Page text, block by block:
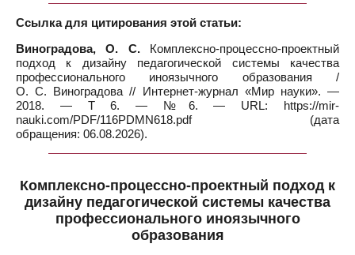
Ссылка для цитирования этой статьи:
Виноградова, О. С.Комплексно-процессно-проектный
подход к дизайну педагогической системы качества
профессионального иноязычного образования /
О. С. Виноградова // Интернет-журнал «Мир науки». —
2018. — Т 6. — №6. — URL: https://mir-
nauki.com/PDF/116PDMN618.pdf (дата
обращения: 06.08.2026).
Комплексно-процессно-проектный подход к
дизайну педагогической системы качества
профессионального иноязычного
образования